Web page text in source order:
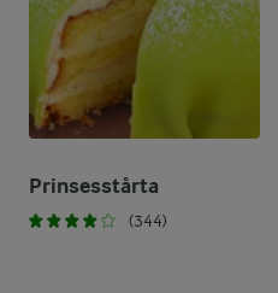
Prinsesstårta
(344)